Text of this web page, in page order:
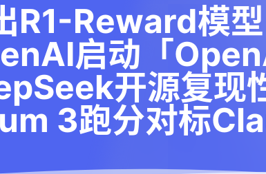
R1-Reward模
启动「
开源复现
3跑分对标